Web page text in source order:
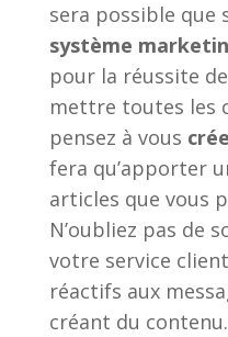
sera possible que
système
pour la réussite
mettre toutes les
pensez à vous
fera qu’apporter
articles que vous
N’oubliez pas de
votre service
réactifs aux
créant du